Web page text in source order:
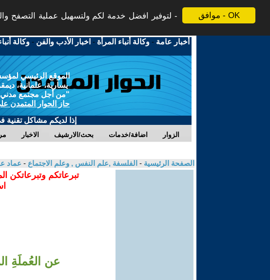
موافق - OK
لتوفير افضل خدمة لكم ولتسهيل عملية التصفح
أخبار عامة -وكالة أنباء المرأة - اخبار الأدب والفن -وكالة
الموقع الرئيسي
يسارية، علمانية،
"من أجل مجتمع مدني
حاز الحوار المتمدن
إذا لديكم مشاكل تقنية
الاخبار بحث/الارشيف اضافة/خدمات الزوار
الصفحة الرئيسية - الفلسفة ,علم النفس , وعلم الاجتماع - عماد
تبرعاتكم وتبرعاتكن
عن العُملَةِ